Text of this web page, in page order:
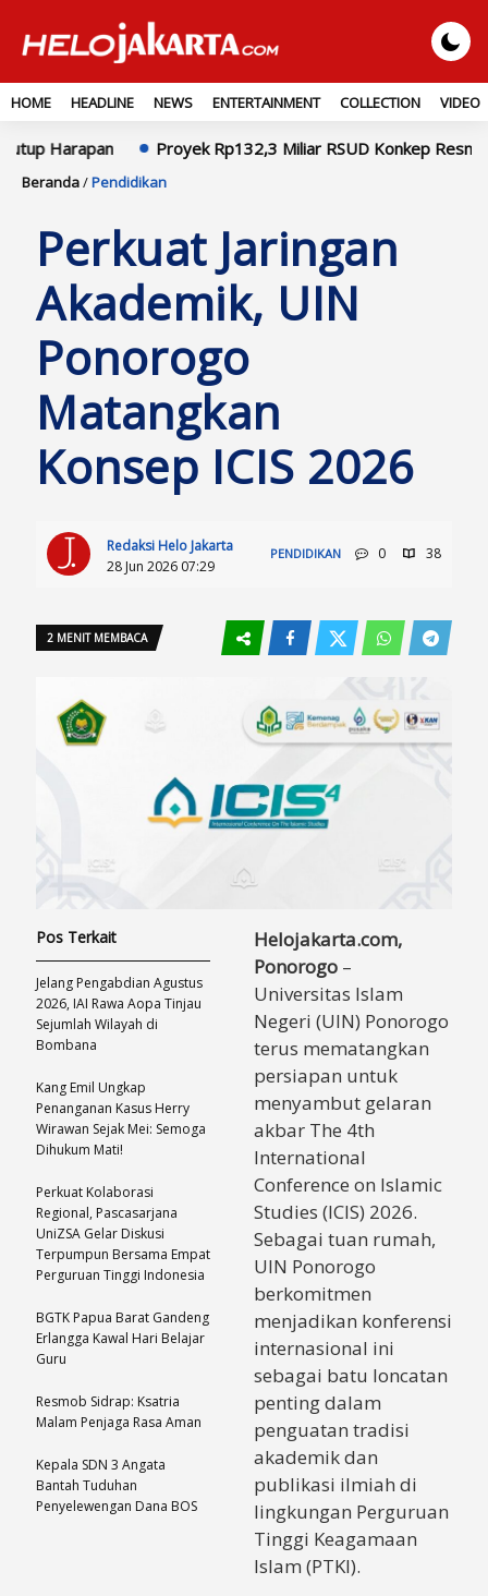
HOME HEADLINE NEWS ENTERTAINMENT COLLECTION VIDEO
Proyek Rp132,3 Miliar RSUD Konkep Resmi Dilaporkan
Beranda/Pendidikan
Perkuat Jaringan
Akademik, UIN
Ponorogo
Matangkan
Konsep ICIS 2026
Redaksi Helo Jakarta
28 Jun 2026 07:29
PENDIDIKAN 0 38
2 MENIT MEMBACA
Helojakarta.com,
Ponorogo –
Universitas Islam
Negeri (UIN) Ponorogo
terus mematangkan
persiapan untuk
menyambut gelaran
akbar The 4th
International
Conference on Islamic
Studies (ICIS) 2026.
Sebagai tuan rumah,
UIN Ponorogo
berkomitmen
menjadikan konferensi
internasional ini
sebagai batu loncatan
penting dalam
penguatan tradisi
akademik dan
publikasi ilmiah di
lingkungan Perguruan
Tinggi Keagamaan
Islam (PTKI).
Pos Terkait
Jelang Pengabdian Agustus
2026, IAI Rawa Aopa Tinjau
Sejumlah Wilayah di
Bombana
Kang Emil Ungkap
Penanganan Kasus Herry
Wirawan Sejak Mei: Semoga
Dihukum Mati!
Perkuat Kolaborasi
Regional, Pascasarjana
UniZSA Gelar Diskusi
Terpumpun Bersama Empat
Perguruan Tinggi Indonesia
BGTK Papua Barat Gandeng
Erlangga Kawal Hari Belajar
Guru
Resmob Sidrap: Ksatria
Malam Penjaga Rasa Aman
Kepala SDN 3 Angata
Bantah Tuduhan
Penyelewengan Dana BOS